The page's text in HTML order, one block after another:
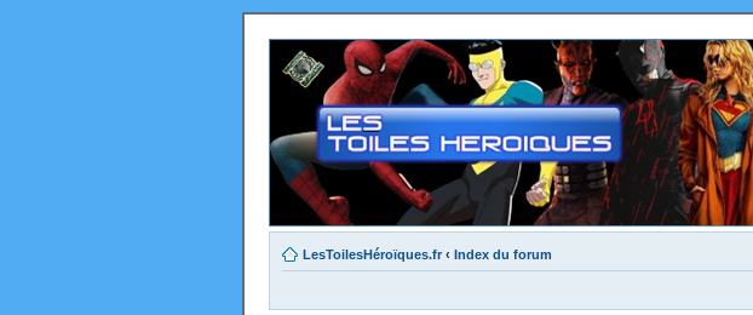
LesToilesHéroïques.fr ‹ Index du forum